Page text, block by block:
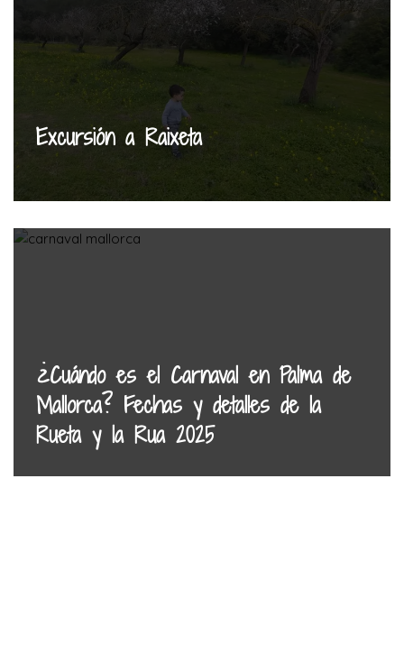
Excursión a Raixeta
¿Cuándo es el Carnaval en Palma de
Mallorca? Fechas y detalles de la
Rueta y la Rua 2025